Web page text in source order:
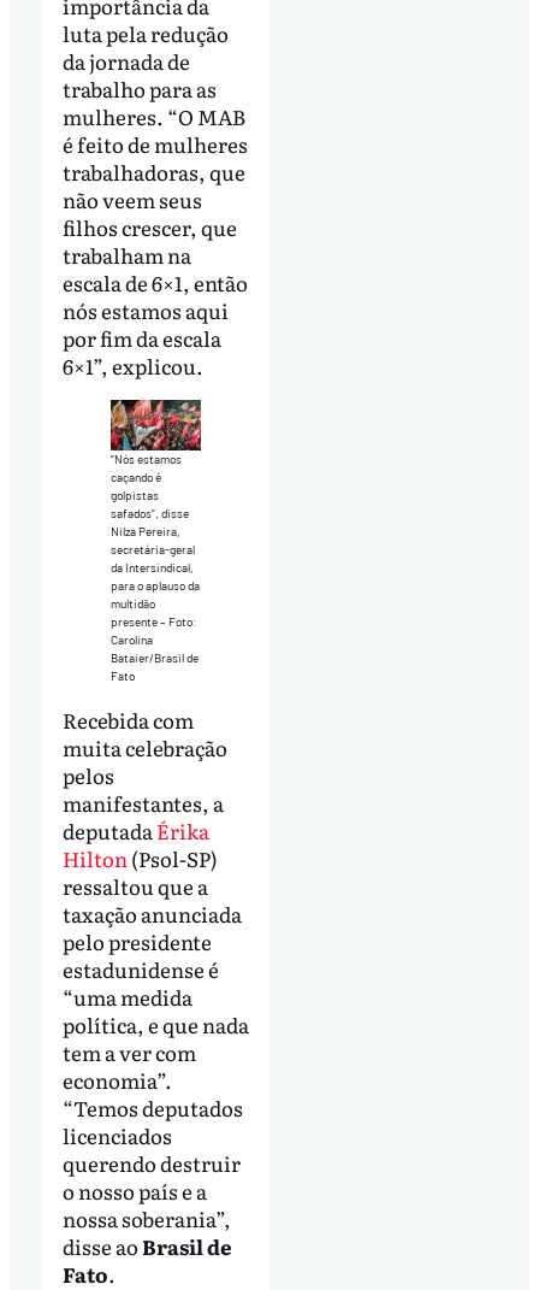
luta pela redução
da jornada de
trabalho para as
mulheres. “O MAB
é feito de mulheres
trabalhadoras, que
não veem seus
filhos crescer, que
trabalham na
escala de 6×1, então
nós estamos aqui
por fim da escala
6×1”, explicou.
“Nós estamos
caçando é
golpistas
safados”, disse
Nilza Pereira,
secretária-geral
da Intersindical,
para o aplauso da
multidão
presente – Foto:
Carolina
Bataier/Brasil de
Fato
Recebida com
muita celebração
pelos
manifestantes, a
deputada Érika
Hilton (Psol-SP)
ressaltou que a
taxação anunciada
pelo presidente
estadunidense é
“uma medida
política, e que nada
tem a ver com
economia”.
“Temos deputados
licenciados
querendo destruir
o nosso país e a
nossa soberania”,
disse aoBrasil de
Fato.